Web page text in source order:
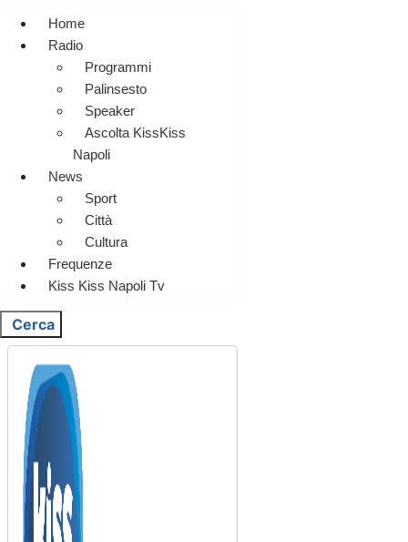
Home
Radio
Programmi
Palinsesto
Speaker
Ascolta KissKiss
Napoli
News
Sport
Città
Cultura
Frequenze
Kiss Kiss Napoli Tv
Cerca